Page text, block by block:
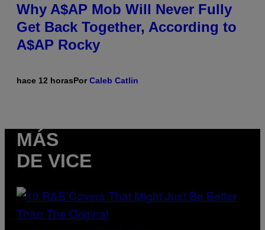
Why A$AP Mob Will Never Fully
Get Back Together, According to
A$AP Rocky
hace 12 horasPorCaleb Catlin
MÁS
DE VICE